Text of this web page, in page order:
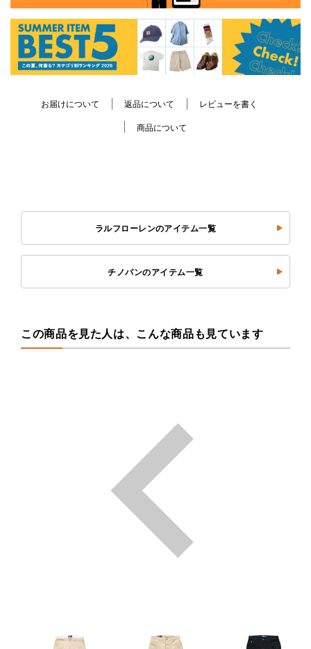
お届けについて 返品について レビューを書く
商品について
ラルフローレンのアイテム一覧
チノパンのアイテム一覧
この商品を見た人は、こんな商品も見ています